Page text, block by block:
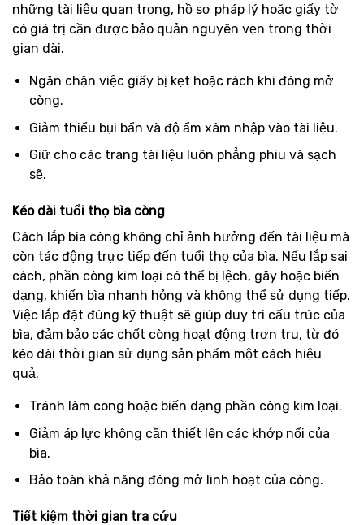
những tài liệu quan trọng, hồ sơ pháp lý hoặc giấy tờ
có giá trị cần được bảo quản nguyên vẹn trong thời
gian dài.
Ngăn chặn việc giấy bị kẹt hoặc rách khi đóng mở
còng.
Giảm thiểu bụi bẩn và độ ẩm xâm nhập vào tài liệu.
Giữ cho các trang tài liệu luôn phẳng phiu và sạch
sẽ.
Kéo dài tuổi thọ bìa còng
Cách lắp bìa còng không chỉ ảnh hưởng đến tài liệu mà
còn tác động trực tiếp đến tuổi thọ của bìa. Nếu lắp sai
cách, phần còng kim loại có thể bị lệch, gãy hoặc biến
dạng, khiến bìa nhanh hỏng và không thể sử dụng tiếp.
Việc lắp đặt đúng kỹ thuật sẽ giúp duy trì cấu trúc của
bìa, đảm bảo các chốt còng hoạt động trơn tru, từ đó
kéo dài thời gian sử dụng sản phẩm một cách hiệu
quả.
Tránh làm cong hoặc biến dạng phần còng kim loại.
Giảm áp lực không cần thiết lên các khớp nối của
bìa.
Bảo toàn khả năng đóng mở linh hoạt của còng.
Tiết kiệm thời gian tra cứu